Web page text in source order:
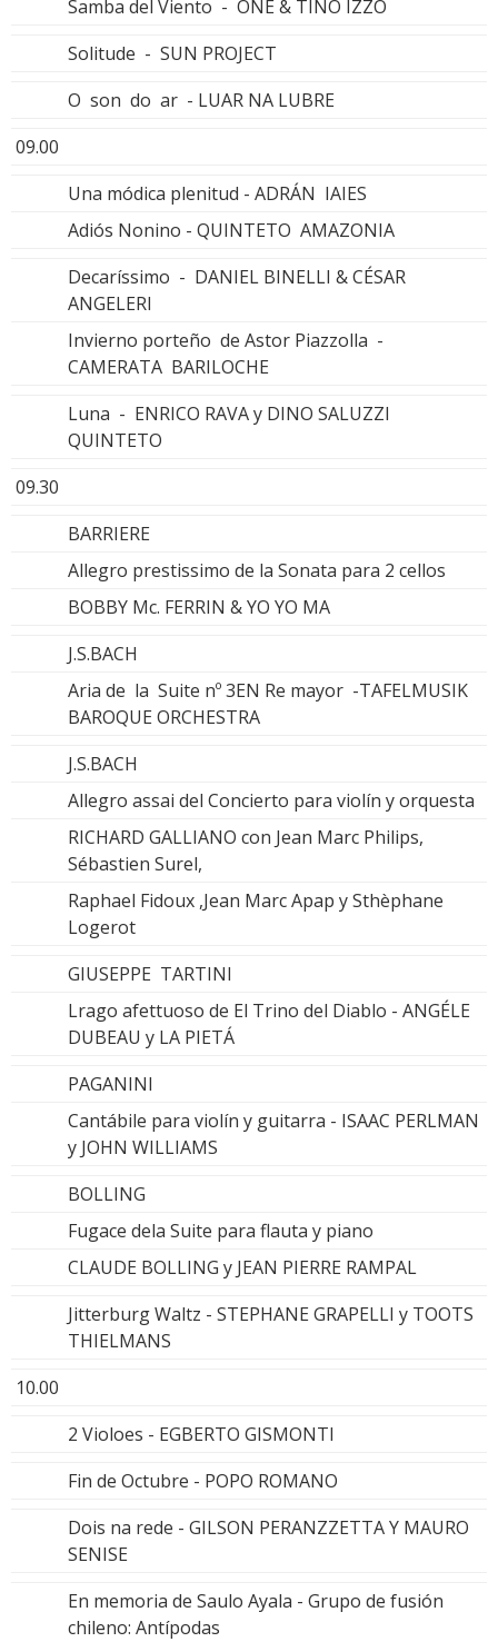
Samba del Viento - ONE & TINO IZZO
Solitude - SUN PROJECT
O son do ar - LUAR NA LUBRE
09.00
Una módica plenitud - ADRÁN IAIES
Adiós Nonino - QUINTETO AMAZONIA
Decaríssimo - DANIEL BINELLI & CÉSAR
ANGELERI
Invierno porteño de Astor Piazzolla -
CAMERATA BARILOCHE
Luna - ENRICO RAVA y DINO SALUZZI
QUINTETO
09.30
BARRIERE
Allegro prestissimo de la Sonata para 2 cellos
BOBBY Mc. FERRIN & YO YO MA
J.S.BACH
Aria de la Suite nº 3EN Re mayor -TAFELMUSIK
BAROQUE ORCHESTRA
J.S.BACH
Allegro assai del Concierto para violín y orquesta
RICHARD GALLIANO con Jean Marc Philips,
Sébastien Surel,
Raphael Fidoux ,Jean Marc Apap y Sthèphane
Logerot
GIUSEPPE TARTINI
Lrago afettuoso de El Trino del Diablo - ANGÉLE
DUBEAU y LA PIETÁ
PAGANINI
Cantábile para violín y guitarra - ISAAC PERLMAN
y JOHN WILLIAMS
BOLLING
Fugace dela Suite para flauta y piano
CLAUDE BOLLING y JEAN PIERRE RAMPAL
Jitterburg Waltz - STEPHANE GRAPELLI y TOOTS
THIELMANS
10.00
2 Violoes - EGBERTO GISMONTI
Fin de Octubre - POPO ROMANO
Dois na rede - GILSON PERANZZETTA Y MAURO
SENISE
En memoria de Saulo Ayala - Grupo de fusión
chileno: Antípodas